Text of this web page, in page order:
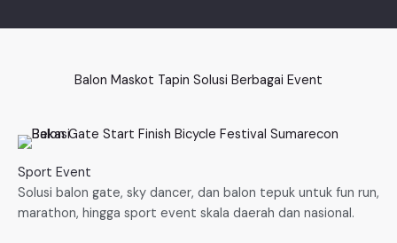
Balon Maskot Tapin Solusi Berbagai Event
Sport Event
Solusi balon gate, sky dancer, dan balon tepuk untuk fun run,
marathon, hingga sport event skala daerah dan nasional.